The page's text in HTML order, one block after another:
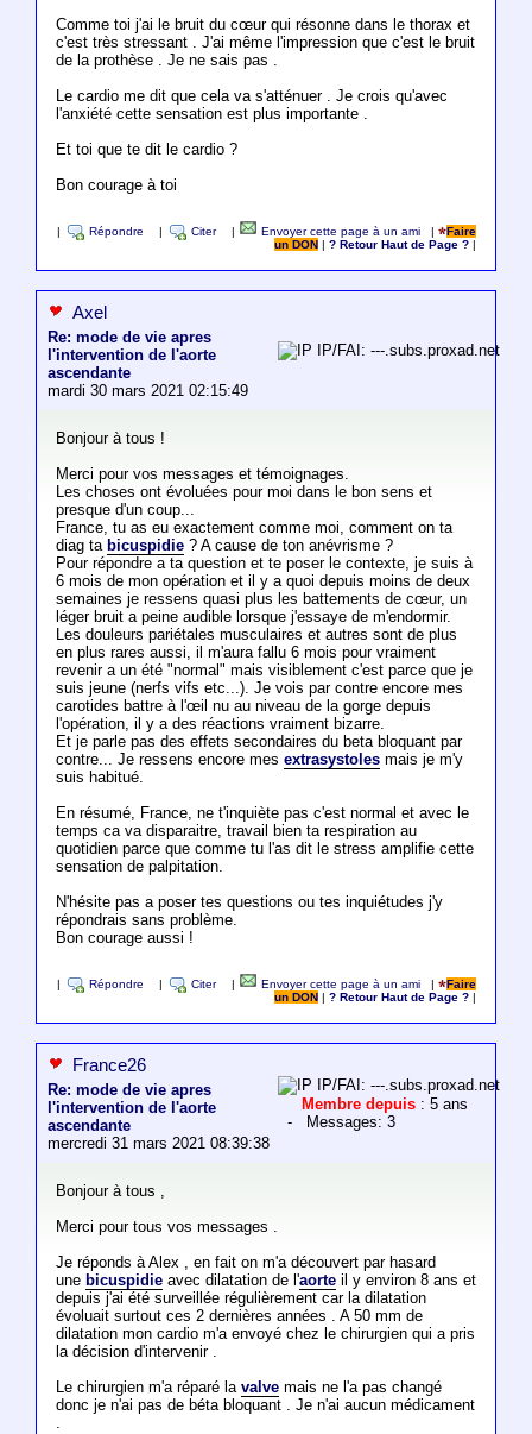
Comme toi j'ai le bruit du cœur qui résonne dans le thorax et
c'est très stressant . J'ai même l'impression que c'est le bruit
de la prothèse . Je ne sais pas .
Le cardio me dit que cela va s'atténuer . Je crois qu'avec
l'anxiété cette sensation est plus importante .
Et toi que te dit le cardio ?
Bon courage à toi
Répondre Citer Envoyer cette page à un ami |
Faire
un DON
|? Retour Haut de Page ?
Axel
Re: mode de vie apres
l'intervention de l'aorte
ascendante
mardi 30 mars 2021 02:15:49
IP/FAI: ---.subs.proxad.net
Bonjour à tous !
Merci pour vos messages et témoignages.
Les choses ont évoluées pour moi dans le bon sens et
presque d'un coup...
France, tu as eu exactement comme moi, comment on ta
diag ta bicuspidie? A cause de ton anévrisme ?
Pour répondre a ta question et te poser le contexte, je suis à
6 mois de mon opération et il y a quoi depuis moins de deux
semaines je ressens quasi plus les battements de cœur, un
léger bruit a peine audible lorsque j'essaye de m'endormir.
Les douleurs pariétales musculaires et autres sont de plus
en plus rares aussi, il m'aura fallu 6 mois pour vraiment
revenir a un été "normal" mais visiblement c'est parce que je
suis jeune (nerfs vifs etc...). Je vois par contre encore mes
carotides battre à l'œil nu au niveau de la gorge depuis
l'opération, il y a des réactions vraiment bizarre.
Et je parle pas des effets secondaires du beta bloquant par
contre... Je ressens encore mes extrasystolesmais je m'y
suis habitué.
En résumé, France, ne t'inquiète pas c'est normal et avec le
temps ca va disparaitre, travail bien ta respiration au
quotidien parce que comme tu l'as dit le stress amplifie cette
sensation de palpitation.
N'hésite pas a poser tes questions ou tes inquiétudes j'y
répondrais sans problème.
Bon courage aussi !
Répondre Citer Envoyer cette page à un ami |
Faire
un DON
|? Retour Haut de Page ?
France26
Re: mode de vie apres
l'intervention de l'aorte
ascendante
mercredi 31 mars 2021 08:39:38
IP/FAI: ---.subs.proxad.net
Membre depuis : 5 ans
- Messages: 3
Bonjour à tous ,
Merci pour tous vos messages .
Je réponds à Alex , en fait on m'a découvert par hasard
une bicuspidieavec dilatation de l'aorteil y environ 8 ans et
depuis j'ai été surveillée régulièrement car la dilatation
évoluait surtout ces 2 dernières années . A 50 mm de
dilatation mon cardio m'a envoyé chez le chirurgien qui a pris
la décision d'intervenir .
Le chirurgien m'a réparé la valvemais ne l'a pas changé
donc je n'ai pas de béta bloquant . Je n'ai aucun médicament
.